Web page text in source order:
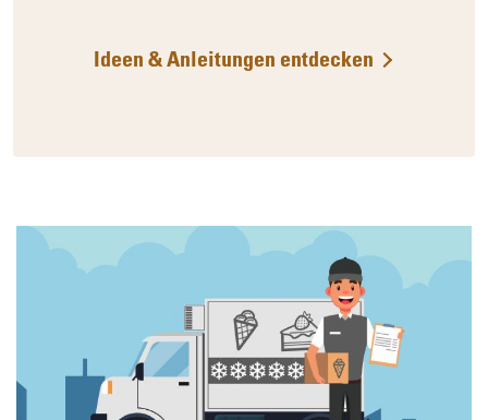
Ideen & Anleitungen entdecken